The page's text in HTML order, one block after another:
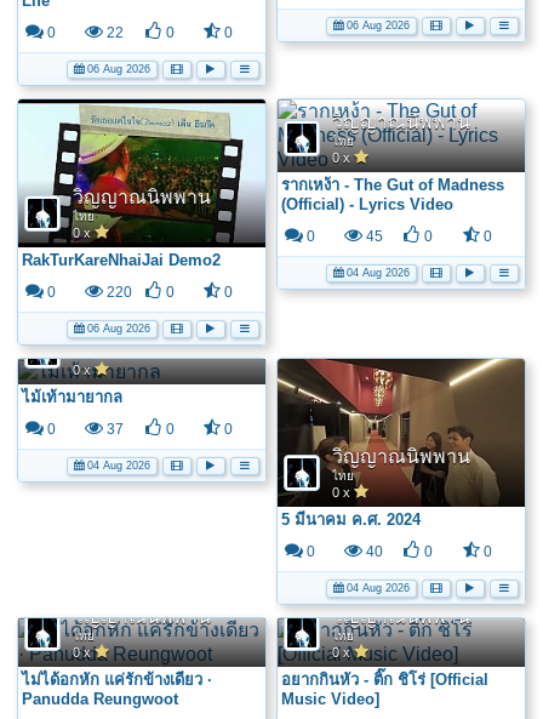
0 22 0 0
06 Aug 2026
06 Aug 2026
วิญญาณนิพพาน
ไทย
0 x
RakTurKareNhaiJai Demo2
0 220 0 0
06 Aug 2026
วิญญาณนิพพาน
ไทย
0 x
รากเหง้า - The Gut of Madness
(Official) - Lyrics Video
0 45 0 0
04 Aug 2026
วิญญาณนิพพาน
0 x
ไม้เท้ามายากล
0 37 0 0
04 Aug 2026 วิญญาณนิพพาน
ไทย
0 x
5 มีนาคม ค.ศ. 2024
0 40 0 0
04 Aug 2026
วิญญาณนิพพาน
ไทย
0 x
ไม่ได้อกหัก แค่รักข้างเดียว ·
Panudda Reungwoot
วิญญาณนิพพาน
ไทย
0 x
อยากกินหัว - ติ๊ก ชิโร่ [Official
Music Video]
1 2 3 4 5 6 → 1153 ถัดไป >